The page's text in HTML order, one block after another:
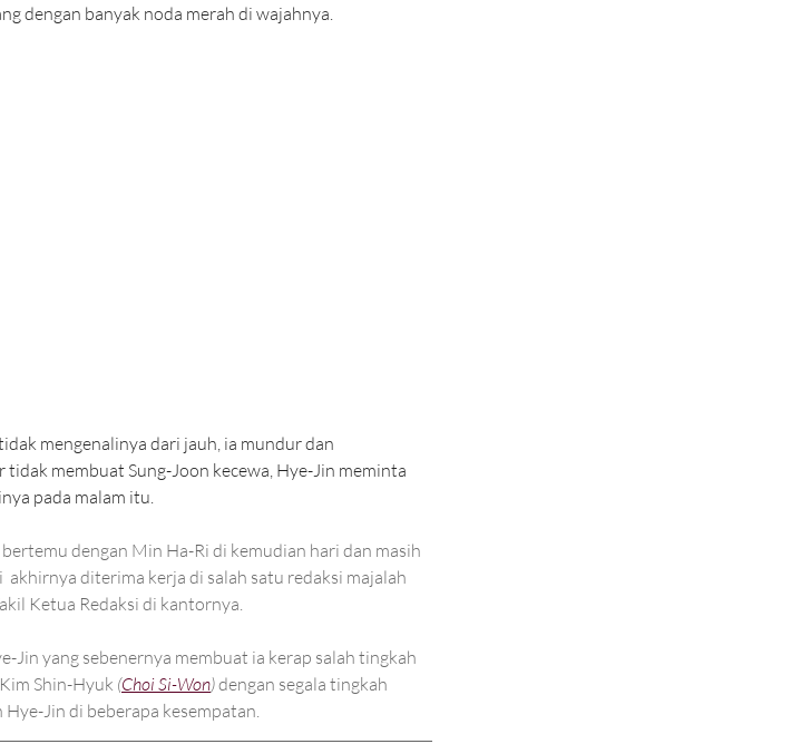
dengan banyak noda merah di wajahnya.
mengenalinya dari jauh, ia mundur dan
membuat Sung-Joon kecewa, Hye-Jin meminta
pada malam itu.
dengan Min Ha-Ri di kemudian hari dan masih
akhirnya diterima kerja di salah satu redaksi majalah
Ketua Redaksi di kantornya.
Jin yang sebenernya membuat ia kerap salah tingkah
Shin-Hyuk (Choi Si-Won) dengan segala tingkah
Jin di beberapa kesempatan.